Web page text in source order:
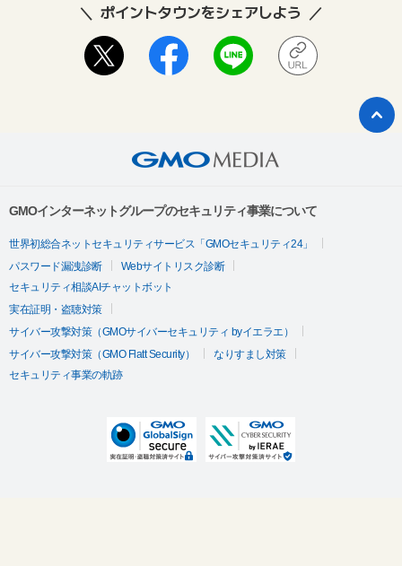
ポイントタウンをシェアしよう
GMOインターネットグループのセキュリティ事業について
世界初総合ネットセキュリティサービス「GMOセキュリティ24」
パスワード漏洩診断
Webサイトリスク診断
セキュリティ相談AIチャットボット
実在証明・盗聴対策
サイバー攻撃対策（GMOサイバーセキュリティ byイエラエ）
サイバー攻撃対策（GMO Flatt Security）
なりすまし対策
セキュリティ事業の軌跡